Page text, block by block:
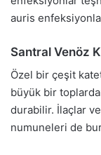
auris
Santral Venöz
Özel bir çeşit
büyük bir
durabilir. İlaçlar
numuneleri de